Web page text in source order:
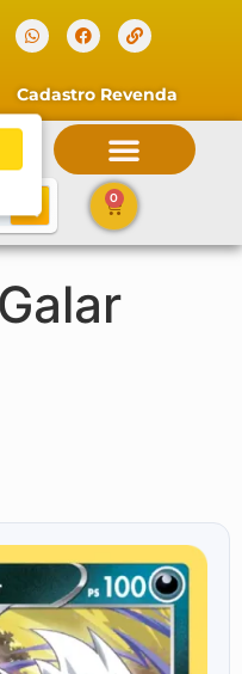
Cadastro Revenda
0